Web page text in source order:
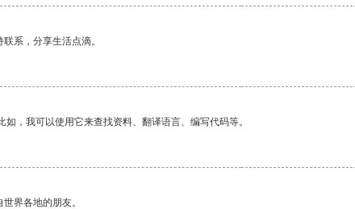
系，分享生活点滴。
，我可以使用它来查找资料、翻译语言、编写代码等。
界各地的朋友。